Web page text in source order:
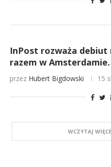
InPost rozważa debiut
razem w
przez Hubert Bigdowski 15
WCZYTAJ